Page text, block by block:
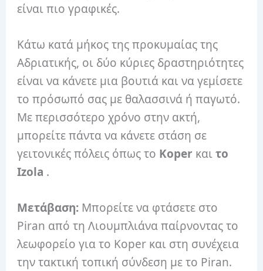
είναι πιο γραφικές.
Κάτω κατά μήκος της προκυμαίας της
Αδριατικής, οι δύο κύριες δραστηριότητες
είναι να κάνετε μια βουτιά και να γεμίσετε
το πρόσωπό σας με θαλασσινά ή παγωτό.
Με περισσότερο χρόνο στην ακτή,
μπορείτε πάντα να κάνετε στάση σε
γειτονικές πόλεις όπως το Koper καιτο
Izola .
Μετάβαση: Μπορείτε να φτάσετε στο
Piran από τη Λιουμπλιάνα παίρνοντας το
λεωφορείο για το Koper και στη συνέχεια
την τακτική τοπική σύνδεση με το Piran.